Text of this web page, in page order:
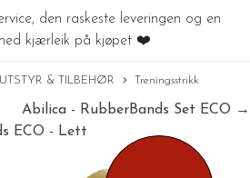
den raskeste leveringen og en
kjærleik på kjøpet ❤️
& TILBEHØR Treningsstrikk
Abilica - RubberBands Set ECO →
ECO - Lett